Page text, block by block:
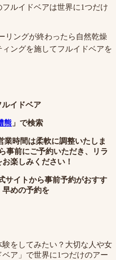
ルイドベアは世界に1つだけ
リングが終わったら自然乾燥
ングを施してフルイドベアを
ルイドベア
熊 」で検索
業時間は柔軟に調整いたしま
事前にご予約いただき、リラ
楽しみください！
サイトから事前予約がおすす
早めの予約を
をしてみたい？大切な人や女
ア」で世界に1つだけのアー